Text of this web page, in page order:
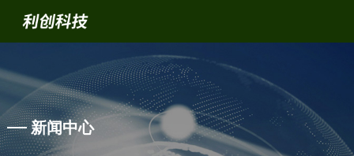
产品中心
新闻中心